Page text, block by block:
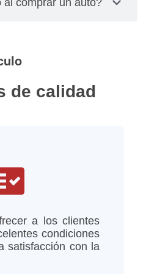
cambios de propietarios
al comprar un auto?
del modelo del vehículo
de calidad
a los clientes
condiciones
satisfacción con la